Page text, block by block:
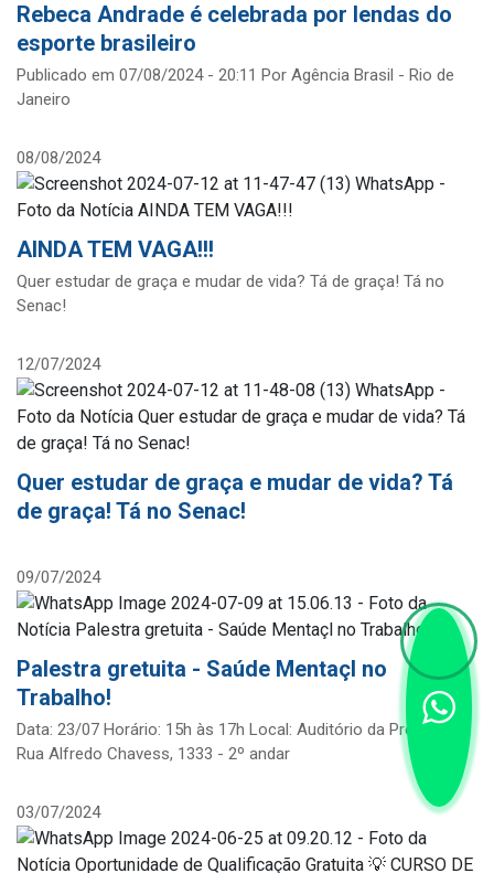
Rebeca Andrade é celebrada por lendas do
esporte brasileiro
Publicado em 07/08/2024 - 20:11 Por Agência Brasil - Rio de
Janeiro
08/08/2024
AINDA TEM VAGA!!!
Quer estudar de graça e mudar de vida? Tá de graça! Tá no
Senac!
12/07/2024
Quer estudar de graça e mudar de vida? Tá
de graça! Tá no Senac!
09/07/2024
Palestra gretuita - Saúde Mentaçl no
Trabalho!
Data: 23/07 Horário: 15h às 17h Local: Auditório da Prefeitura -
Rua Alfredo Chavess, 1333 - 2º andar
03/07/2024